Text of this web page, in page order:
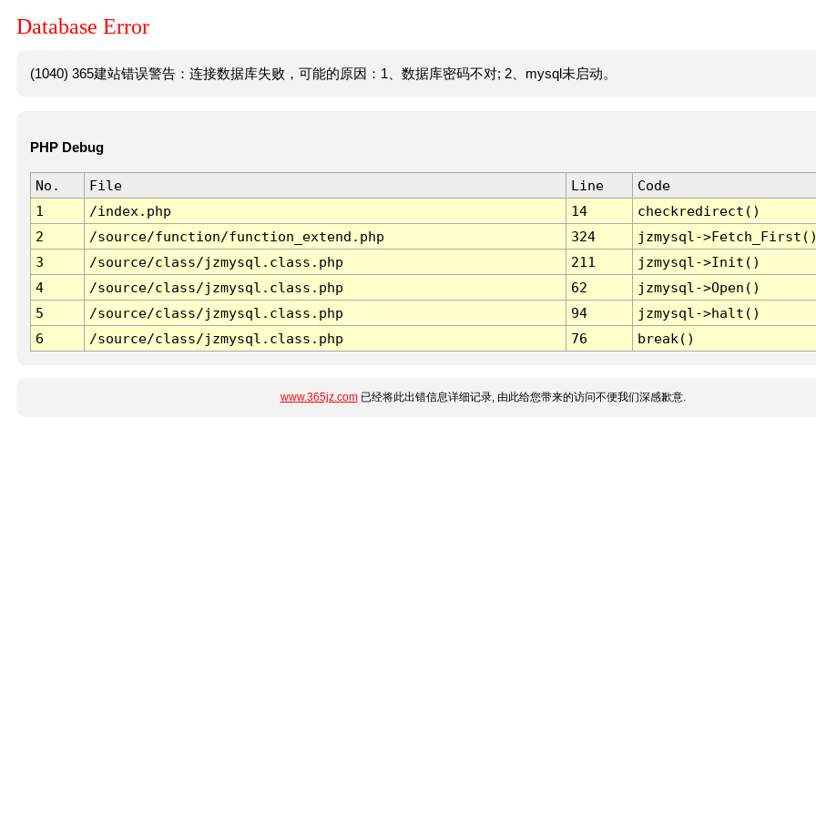
Database Error
(1040) 365建站错误警告：连接数据库失败，可能的原因：1、数据库密码不对; 2、mysql未启动。
PHP Debug
No. File Line
Code
1
/index.php 14
checkredirect()
2
/source/function/function_extend.php 324
jzmysql-
3
/source/class/jzmysql.class.php 211
jzmysql->Init()
4
/source/class/jzmysql.class.php 62
jzmysql->Open()
5
/source/class/jzmysql.class.php 94
jzmysql->halt()
6
/source/class/jzmysql.class.php 76 break()
www.365jz.com已经将此出错信息详细记录, 由此给您带来的访问不便我们深感歉意.